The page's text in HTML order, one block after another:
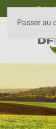
Passer au